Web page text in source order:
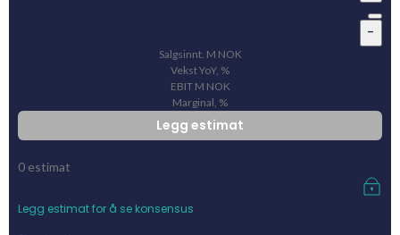
-
Salgsinnt. M NOK
Vekst YoY, %
EBIT M NOK
Marginal, %
Legg estimat
0 estimat
Legg estimat for å se konsensus